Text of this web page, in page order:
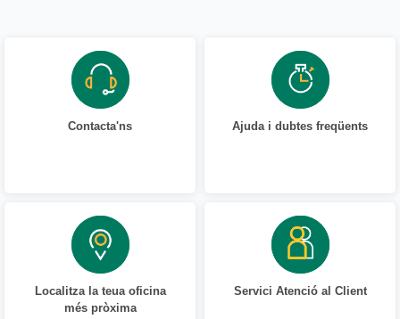
Contacta'ns Ajuda i dubtes freqüents
Localitza la teua oficina
més pròxima
Servici Atenció al Client